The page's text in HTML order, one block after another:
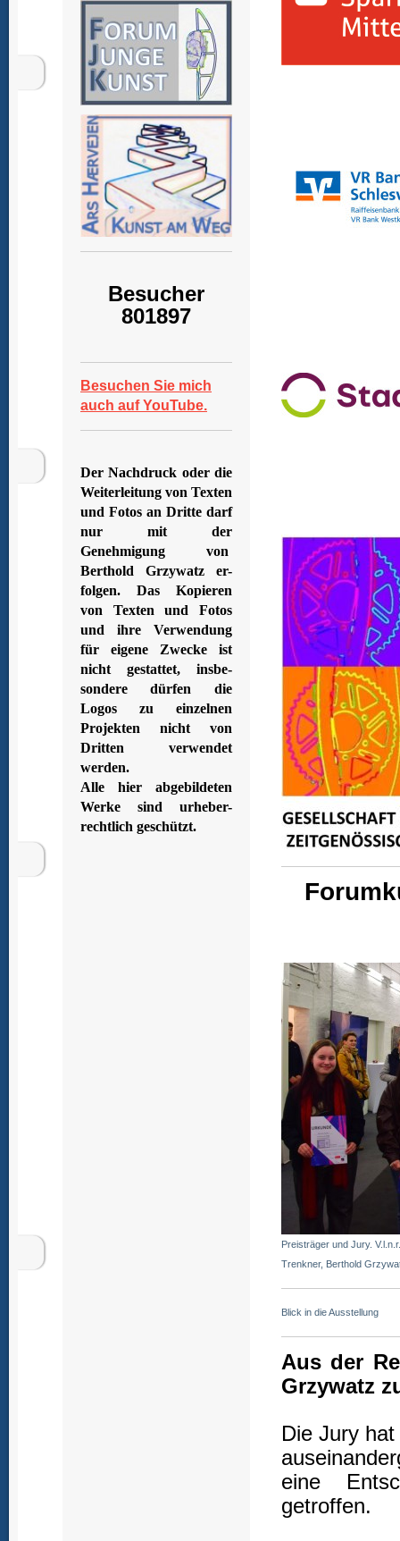
Besucher
801897
Besuchen Sie mich
auch auf YouTube.
Der Nachdruck oder die
Weiterleitung von Texten
und Fotos an Dritte darf
nur mit der
Genehmigung von
Berthold Grzywatz er-
folgen. Das Kopieren
von Texten und Fotos
und ihre Verwendung
für eigene Zwecke ist
nicht gestattet, insbe-
sondere dürfen die
Logos zu einzelnen
Projekten nicht von
Dritten verwendet
werden.
Alle hier abgebildeten
Werke sind urheber-
rechtlich geschützt.
Preisträger und Jury.
Trenkner, Berthold
Blick in die Ausstellung
Aus der
Grzywatz
Die Jury
eine
getroffen.